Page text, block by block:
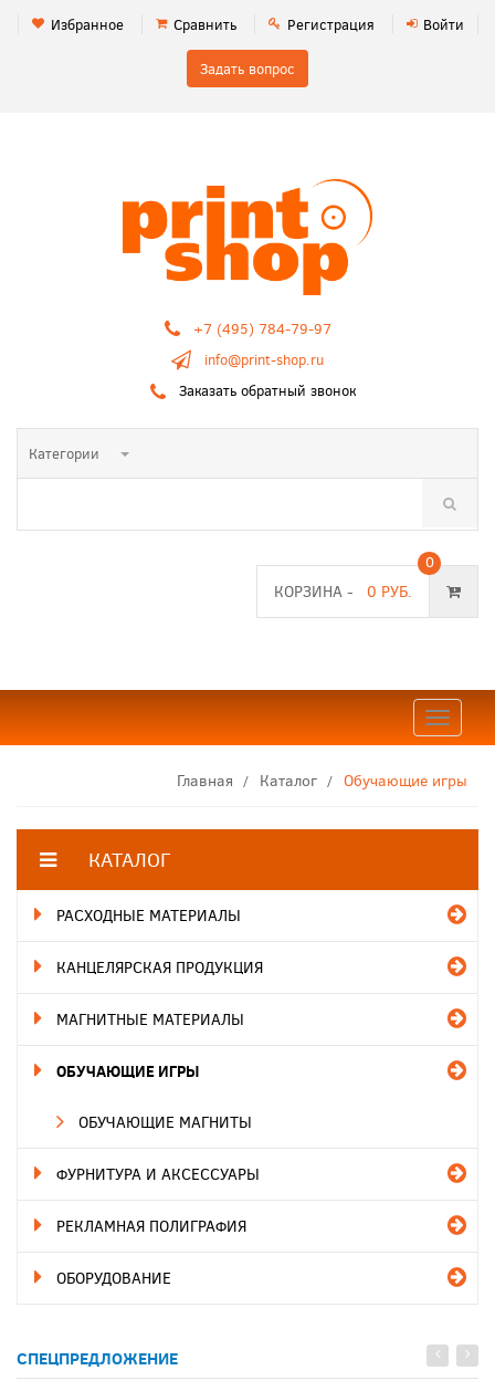
Избранное Сравнить Регистрация Войти
Задать вопрос
+7 (495) 784-79-97
info@print-shop.ru
Заказать обратный звонок
Категории
КОРЗИНА - 0 РУБ.
0
Toggle
Главная
Каталог Обучающие игры
КАТАЛОГ
РАСХОДНЫЕ МАТЕРИАЛЫ
КАНЦЕЛЯРСКАЯ ПРОДУКЦИЯ
МАГНИТНЫЕ МАТЕРИАЛЫ
ОБУЧАЮЩИЕ ИГРЫ
ОБУЧАЮЩИЕ МАГНИТЫ
ФУРНИТУРА И АКСЕССУАРЫ
РЕКЛАМНАЯ ПОЛИГРАФИЯ
ОБОРУДОВАНИЕ
СПЕЦПРЕДЛОЖЕНИЕ